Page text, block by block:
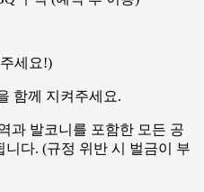
세요!)
함께 지켜주세요.
과 발코니를 포함한 모든 공
다. (규정 위반 시 벌금이 부